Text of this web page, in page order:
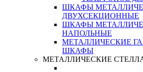
ШКАФЫ
ДВУХСЕКЦИОННЫЕ
ШКАФЫ
НАПОЛЬНЫЕ
МЕТАЛЛИЧЕСКИЕ
ШКАФЫ
МЕТАЛЛИЧЕСКИЕ